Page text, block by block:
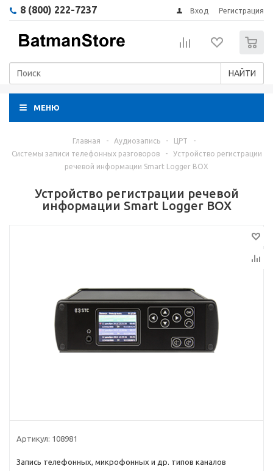
8 (800) 222-7237 Вход Регистрация
НАЙТИ
МЕНЮ
Главная - Аудиозапись - ЦРТ
-
Системы записи телефонных разговоров
-
Устройство регистрации
речевой информации Smart Logger BOX
Устройство регистрации речевой
информации Smart Logger BOX
Артикул: 108981
Запись телефонных, микрофонных и др. типов каналов